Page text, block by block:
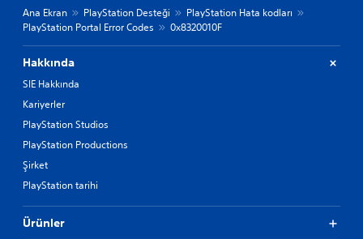
Ana Ekran PlayStation Desteği
PlayStation Hata kodları
PlayStation Portal Error Codes
0x8320010F
Hakkında
SIE Hakkında
Kariyerler
PlayStation Studios
PlayStation Productions
Şirket
PlayStation tarihi
Ürünler